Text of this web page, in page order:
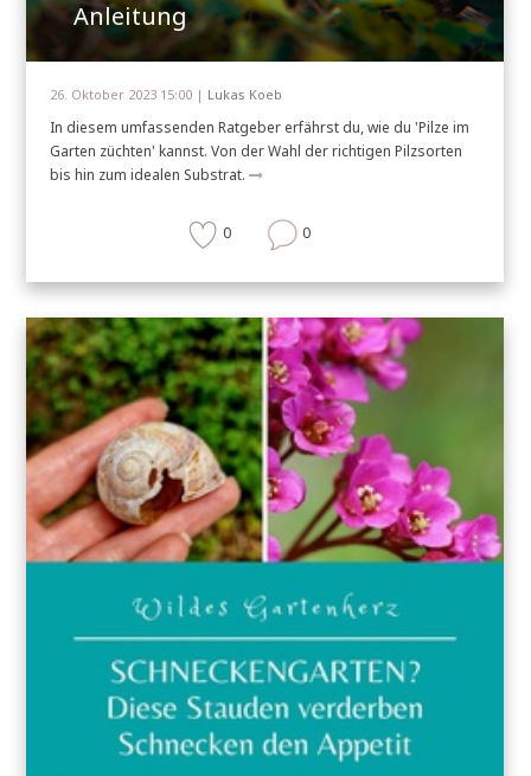
Anleitung
26. Oktober 2023 15:00 | Lukas Koeb
In diesem umfassenden Ratgeber erfährst du, wie du 'Pilze im
Garten züchten' kannst. Von der Wahl der richtigen Pilzsorten
bis hin zum idealen Substrat.
0 0